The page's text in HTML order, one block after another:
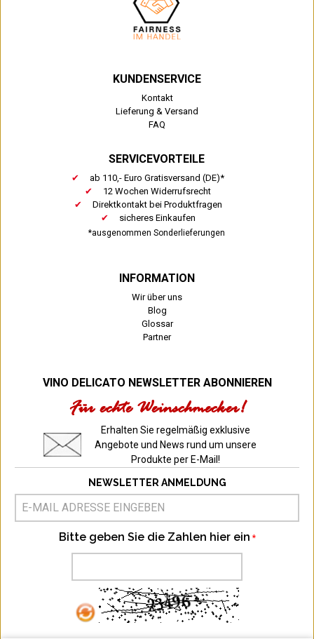
KUNDENSERVICE
Kontakt
Lieferung & Versand
FAQ
SERVICEVORTEILE
ab 110,- Euro Gratisversand (DE)*
12 Wochen Widerrufsrecht
Direktkontakt bei Produktfragen
sicheres Einkaufen
*ausgenommen Sonderlieferungen
INFORMATION
Wir über uns
Blog
Glossar
Partner
VINO DELICATO NEWSLETTER ABONNIEREN
Für echte Weinschmecker!
Erhalten Sie regelmäßig exklusive
Angebote und News rund um unsere
Produkte per E-Mail!
NEWSLETTER ANMELDUNG
Bitte geben Sie die Zahlen hier ein